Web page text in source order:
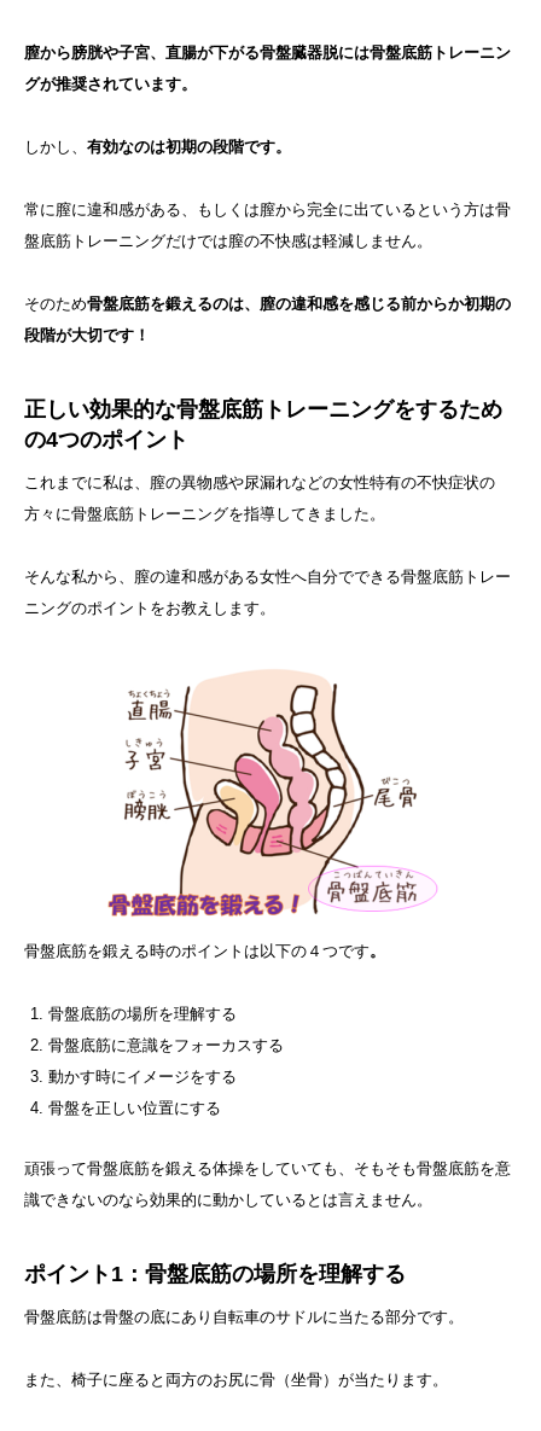
膣から膀胱や子宮、直腸が下がる骨盤臓器脱には骨盤底筋トレーニン
グが推奨されています。
しかし、 有効なのは初期の段階です。
常に膣に違和感がある、もしくは膣から完全に出ているという方は骨
盤底筋トレーニングだけでは膣の不快感は軽減しません。
そのため骨盤底筋を鍛えるのは、膣の違和感を感じる前からか初期の
段階が大切です！
正しい効果的な骨盤底筋トレーニングをするため
の4つのポイント
これまでに私は、膣の異物感や尿漏れなどの女性特有の不快症状の
方々に骨盤底筋トレーニングを指導してきました。
そんな私から、膣の違和感がある女性へ自分でできる骨盤底筋トレー
ニングのポイントをお教えします。
骨盤底筋を鍛える時のポイントは以下の４つです。
骨盤底筋の場所を理解する
骨盤底筋に意識をフォーカスする
動かす時にイメージをする
骨盤を正しい位置にする
頑張って骨盤底筋を鍛える体操をしていても、そもそも骨盤底筋を意
識できないのなら効果的に動かしているとは言えません。
ポイント1：骨盤底筋の場所を理解する
骨盤底筋は骨盤の底にあり自転車のサドルに当たる部分です。
また、椅子に座ると両方のお尻に骨（坐骨）が当たります。